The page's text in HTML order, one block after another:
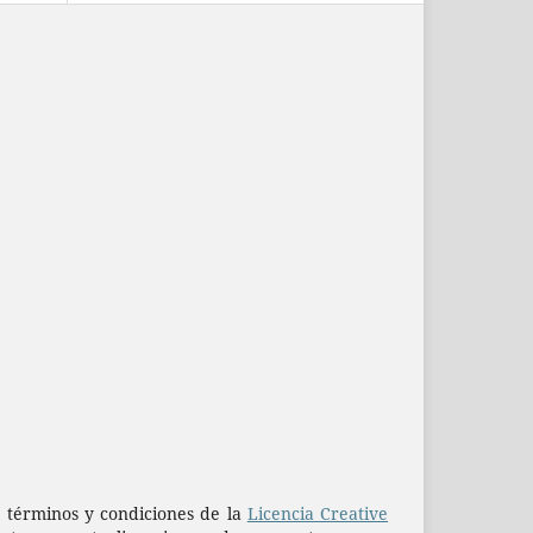
y condiciones de la Licencia Creative